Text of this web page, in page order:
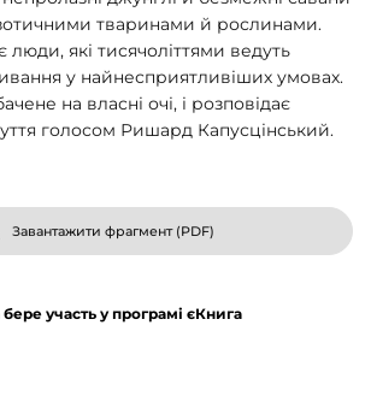
тваринами й рослинами.
які тисячоліттями ведуть
у найнесприятливіших умовах.
на власні очі, і розповідає
голосом Ришард Капусцінський.
Завантажити фрагмент (PDF)
участь у програмі єКнига